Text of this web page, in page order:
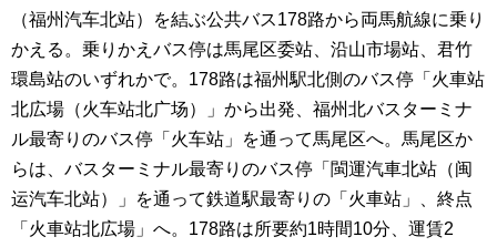
（福州汽车北站）を結ぶ公共バス178路から両馬航線に乗り
かえる。乗りかえバス停は馬尾区委站、沿山市場站、君竹
環島站のいずれかで。178路は福州駅北側のバス停「火車站
北広場（火车站北广场）」から出発、福州北バスターミナ
ル最寄りのバス停「火车站」を通って馬尾区へ。馬尾区か
らは、バスターミナル最寄りのバス停「閩運汽車北站（闽
运汽车北站）」を通って鉄道駅最寄りの「火車站」、終点
「火車站北広場」へ。178路は所要約1時間10分、運賃2